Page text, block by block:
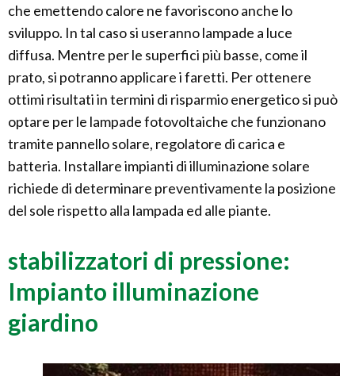
che emettendo calore ne favoriscono anche lo
sviluppo. In tal caso si useranno lampade a luce
diffusa. Mentre per le superfici più basse, come il
prato, si potranno applicare i faretti. Per ottenere
ottimi risultati in termini di risparmio energetico si può
optare per le lampade fotovoltaiche che funzionano
tramite pannello solare, regolatore di carica e
batteria. Installare impianti di illuminazione solare
richiede di determinare preventivamente la posizione
del sole rispetto alla lampada ed alle piante.
stabilizzatori di pressione:
Impianto illuminazione
giardino